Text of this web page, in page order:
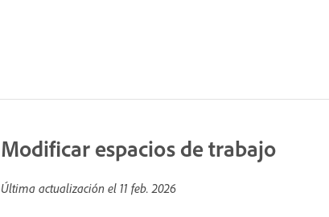
Modificar espacios de trabajo
Última actualización el 11 feb. 2026